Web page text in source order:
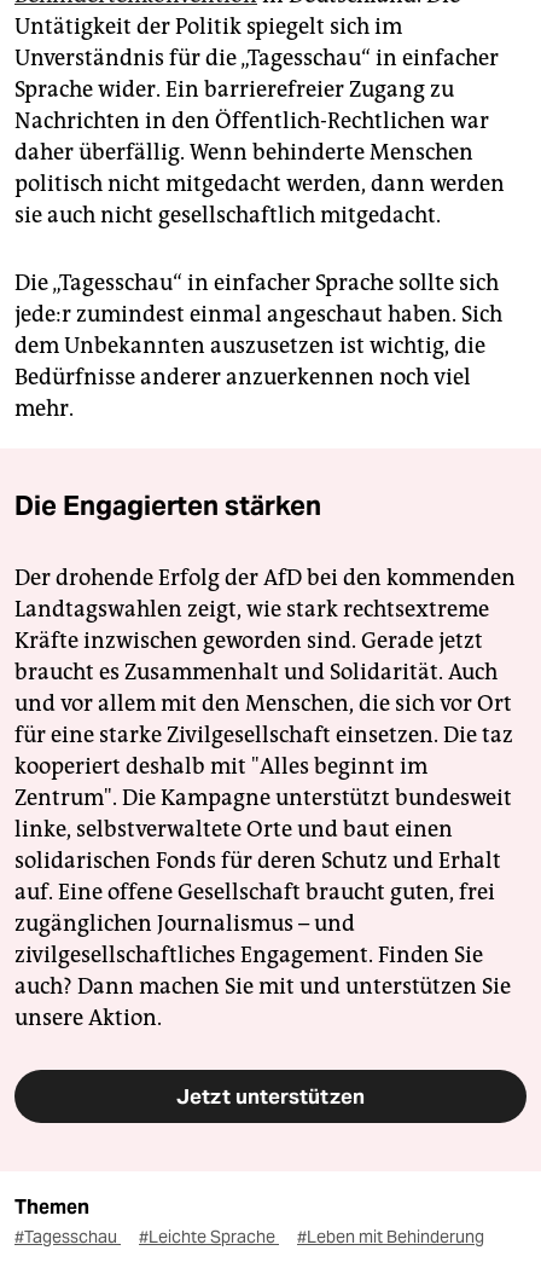
Untätigkeit der Politik spiegelt sich im
Unverständnis für die „Tagesschau“ in einfacher
Sprache wider. Ein barrierefreier Zugang zu
Nachrichten in den Öffentlich-Rechtlichen war
daher überfällig. Wenn behinderte Menschen
politisch nicht mitgedacht werden, dann werden
sie auch nicht gesellschaftlich mitgedacht.
Die „Tagesschau“ in einfacher Sprache sollte sich
je­de:r zumindest einmal angeschaut haben. Sich
dem Unbekannten auszusetzen ist wichtig, die
Bedürfnisse anderer anzuerkennen noch viel
mehr.
Die Engagierten stärken
Der drohende Erfolg der AfD bei den kommenden
Landtagswahlen zeigt, wie stark rechtsextreme
Kräfte inzwischen geworden sind. Gerade jetzt
braucht es Zusammenhalt und Solidarität. Auch
und vor allem mit den Menschen, die sich vor Ort
für eine starke Zivilgesellschaft einsetzen. Die taz
kooperiert deshalb mit "Alles beginnt im
Zentrum". Die Kampagne unterstützt bundesweit
linke, selbstverwaltete Orte und baut einen
solidarischen Fonds für deren Schutz und Erhalt
auf. Eine offene Gesellschaft braucht guten, frei
zugänglichen Journalismus – und
zivilgesellschaftliches Engagement. Finden Sie
auch? Dann machen Sie mit und unterstützen Sie
unsere Aktion.
Jetzt unterstützen
Themen
#Tagesschau #Leichte Sprache #Leben mit Behinderung